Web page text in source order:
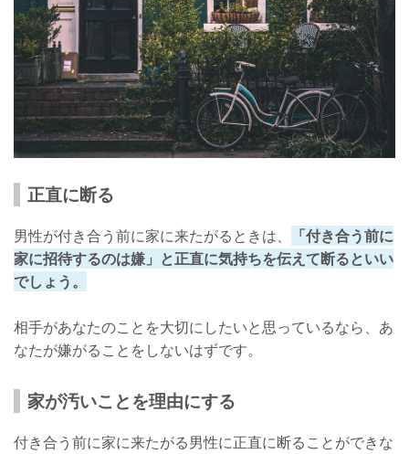
正直に断る
男性が付き合う前に家に来たがるときは、
「付き合う前に
家に招待するのは嫌」と正直に気持ちを伝えて断るといい
でしょう。
相手があなたのことを大切にしたいと思っているなら、あ
なたが嫌がることをしないはずです。
家が汚いことを理由にする
付き合う前に家に来たがる男性に正直に断ることができな